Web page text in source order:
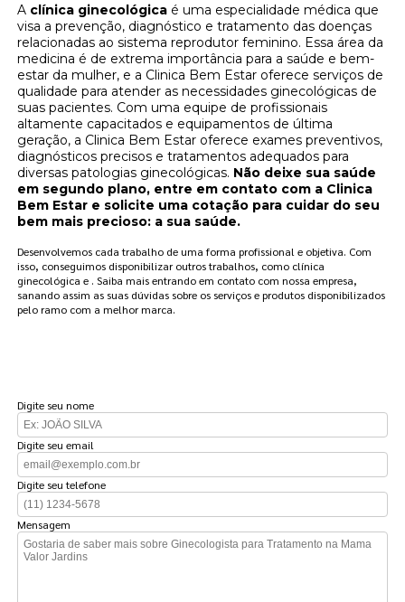
A clínica ginecológica é uma especialidade médica que
visa a prevenção, diagnóstico e tratamento das doenças
relacionadas ao sistema reprodutor feminino. Essa área da
medicina é de extrema importância para a saúde e bem-
estar da mulher, e a Clinica Bem Estar oferece serviços de
qualidade para atender as necessidades ginecológicas de
suas pacientes. Com uma equipe de profissionais
altamente capacitados e equipamentos de última
geração, a Clinica Bem Estar oferece exames preventivos,
diagnósticos precisos e tratamentos adequados para
diversas patologias ginecológicas. Não deixe sua saúde
em segundo plano, entre em contato com a Clinica
Bem Estar e solicite uma cotação para cuidar do seu
bem mais precioso: a sua saúde.
Desenvolvemos cada trabalho de uma forma profissional e objetiva. Com
isso, conseguimos disponibilizar outros trabalhos, como clínica
ginecológica e . Saiba mais entrando em contato com nossa empresa,
sanando assim as suas dúvidas sobre os serviços e produtos disponibilizados
pelo ramo com a melhor marca.
Digite seu nome
Digite seu email
Digite seu telefone
Mensagem